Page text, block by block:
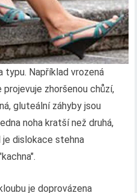
typu. Například vrozená
zhoršenou chůzí,
gluteální záhyby jsou
noha kratší než druhá,
dislokace stehna
je doprovázena